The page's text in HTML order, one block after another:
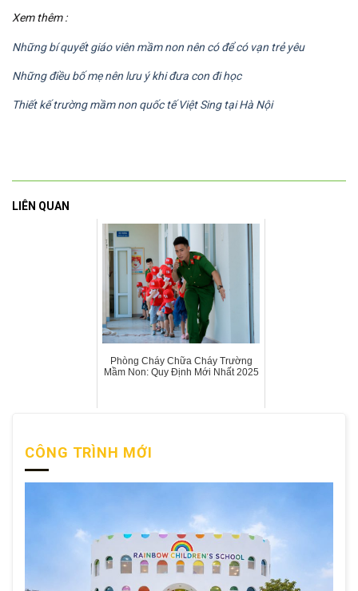
Xem thêm :
Những bí quyết giáo viên mầm non nên có để có vạn trẻ yêu
Những điều bố mẹ nên lưu ý khi đưa con đi học
Thiết kế trường mầm non quốc tế Việt Sing tại Hà Nội
LIÊN QUAN
Phòng Cháy Chữa Cháy Trường
Mầm Non: Quy Định Mới Nhất 2025
CÔNG TRÌNH MỚI